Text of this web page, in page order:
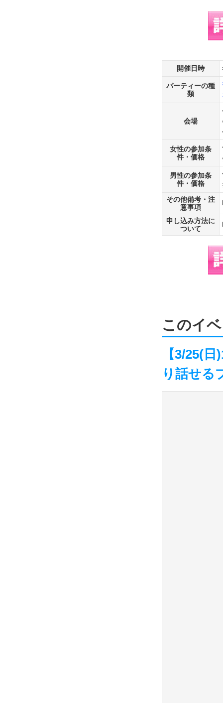
開催日時
パーティーの種
類
会場
女性の参加条
件・価格
男性の参加条
件・価格
その他備考・注
意事項
申し込み方法に
ついて
このイ
【3/25(
り話せる